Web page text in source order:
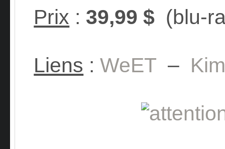
Prix : 39,99 $ (blu-
Liens :WeET –